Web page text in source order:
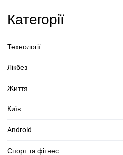
Категорії
Технології
Лікбез
Життя
Київ
Android
Спорт та фітнес